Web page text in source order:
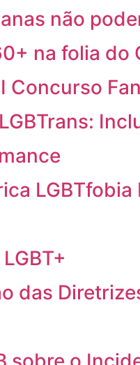
não
na folia
Concurso
das